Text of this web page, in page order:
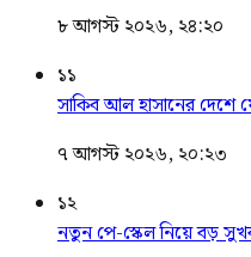
৮ আগস্ট ২০২৬, ২৪:২০
১১
সাকিব আল হাসানের দেশে
৭ আগস্ট ২০২৬, ২০:২৩
১২
নতুন পে-স্কেল নিয়ে বড়